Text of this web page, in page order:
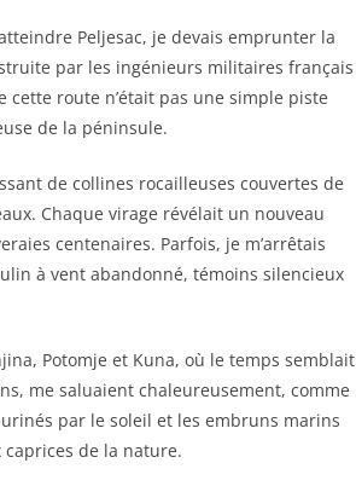
Peljesac, je devais emprunter la
par les ingénieurs militaires français
cette route n’était pas une simple piste
de la péninsule.
de collines rocailleuses couvertes de
Chaque virage révélait un nouveau
centenaires. Parfois, je m’arrêtais
à vent abandonné, témoins silencieux
Potomje et Kuna, où le temps semblait
me saluaient chaleureusement, comme
par le soleil et les embruns marins
de la nature.